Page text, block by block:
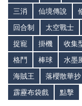
三消
仙境傳說
回合制
太空戰士
捉寵
掛機 收集
格鬥
棒球 水墨
海賊王
落櫻散華抄
霹靂布袋戲
點擊